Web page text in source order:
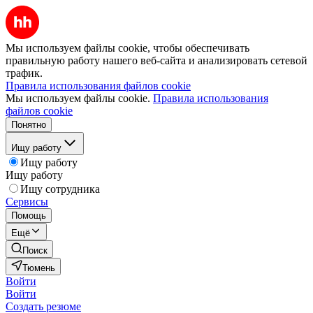
Мы используем файлы cookie, чтобы обеспечивать
правильную работу нашего веб-сайта и анализировать сетевой
трафик.
Правила использования файлов cookie
Мы используем файлы cookie. Правила использования
файлов cookie
Понятно
Ищу работу
Ищу работу
Ищу работу
Ищу сотрудника
Сервисы
Помощь
Ещё
Поиск
Тюмень
Войти
Войти
Создать резюме